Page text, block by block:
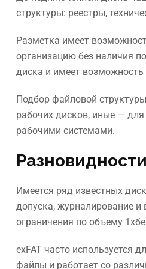
структуры: реестры,
Разметка имеет
организацию без наличия
диска и имеет возможность
Подбор файловой
рабочих дисков, иные —
рабочими системами.
Имеется ряд известных
допуска, журналирование
ограничения по объему
exFAT часто используется
файлы и работает со